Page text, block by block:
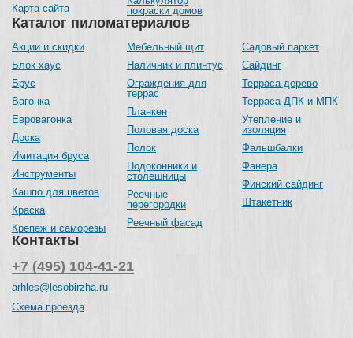
Каталог пиломатериалов
Акции и скидки
Блок хаус
Брус
Вагонка
Евровагонка
Доска
Имитация бруса
Инструменты
Кашпо для цветов
Краска
Крепеж и саморезы
Мебельный щит
Наличник и плинтус
Ограждения для
террас
Планкен
Половая доска
Полок
Подоконники и
столешницы
Реечные
перегородки
Реечный фасад
Садовый паркет
Сайдинг
Терраса дерево
Терраса ДПК и МПК
Утепление и
изоляция
Фальшбалки
Фанера
Финский сайдинг
Штакетник
Карта сайта
покраски домов
Контакты
+7 (495) 104-41-21
arhles@lesobirzha.ru
Схема проезда